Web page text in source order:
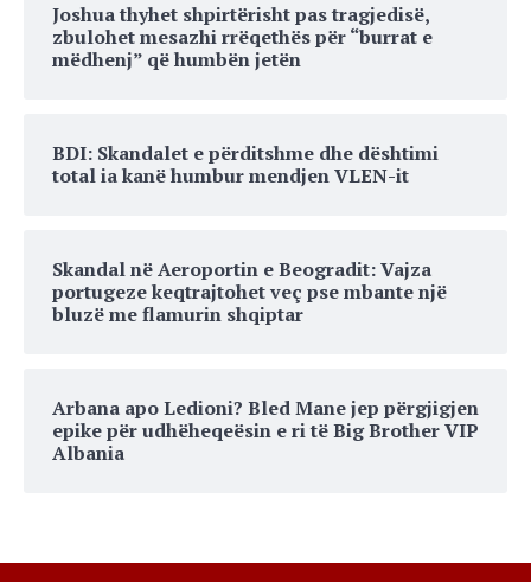
Joshua thyhet shpirtërisht pas tragjedisë,
zbulohet mesazhi rrëqethës për “burrat e
mëdhenj” që humbën jetën
BDI: Skandalet e përditshme dhe dështimi
total ia kanë humbur mendjen VLEN-it
Skandal në Aeroportin e Beogradit: Vajza
portugeze keqtrajtohet veç pse mbante një
bluzë me flamurin shqiptar
Arbana apo Ledioni? Bled Mane jep përgjigjen
epike për udhëheqeësin e ri të Big Brother VIP
Albania